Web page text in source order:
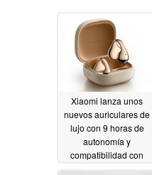
Xiaomi lanza unos
nuevos auriculares de
lujo con 9 horas de
autonomía y
compatibilidad con
Apple Find Mi
05/22/2026